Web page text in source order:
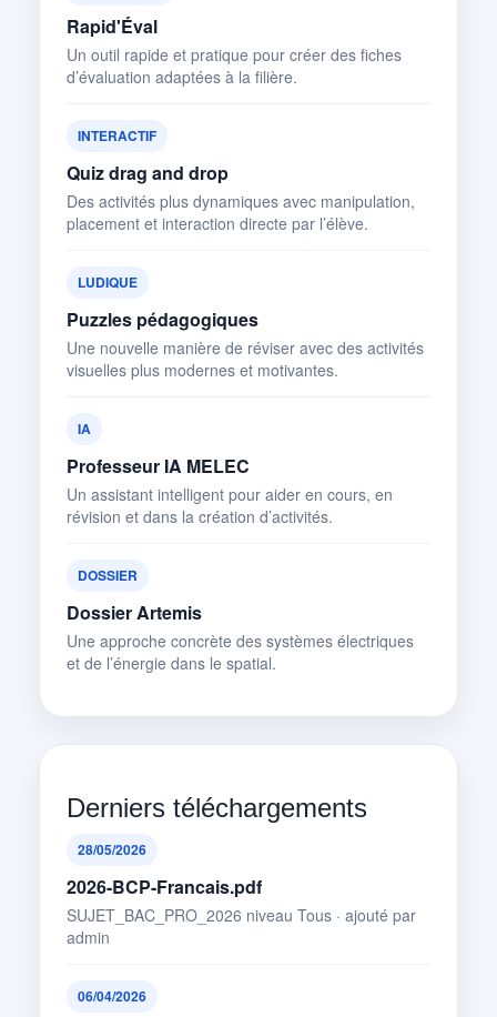
Rapid'Éval
Un outil rapide et pratique pour créer des fiches
d’évaluation adaptées à la filière.
INTERACTIF
Quiz drag and drop
Des activités plus dynamiques avec manipulation,
placement et interaction directe par l’élève.
LUDIQUE
Puzzles pédagogiques
Une nouvelle manière de réviser avec des activités
visuelles plus modernes et motivantes.
IA
Professeur IA MELEC
Un assistant intelligent pour aider en cours, en
révision et dans la création d’activités.
DOSSIER
Dossier Artemis
Une approche concrète des systèmes électriques
et de l’énergie dans le spatial.
Derniers téléchargements
28/05/2026
2026-BCP-Francais.pdf
SUJET_BAC_PRO_2026 niveau Tous · ajouté par
admin
06/04/2026